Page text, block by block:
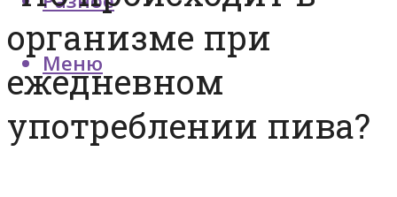
Меню
организме при
ежедневном
употреблении пива?